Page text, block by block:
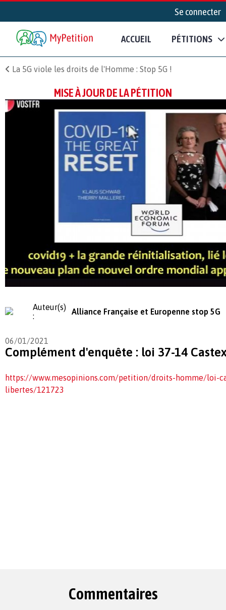
Se connecter
ACCUEIL PÉTITIONS
La 5G viole les droits de l'Homme : Stop 5G !
MISE À JOUR DE LA PÉTITION
Auteur(s)
:
Alliance Française et Europenne stop 5G
06/01/2021
Complément d'enquête : loi 37-14
https://www.mesopinions.com/petition/droits-homme/loi-
libertes/121723
Commentaires